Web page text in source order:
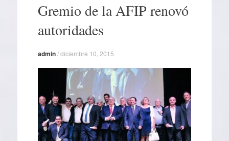
contenidoGremio de la AFIP renovó
autoridades
admin/diciembre 10, 2015